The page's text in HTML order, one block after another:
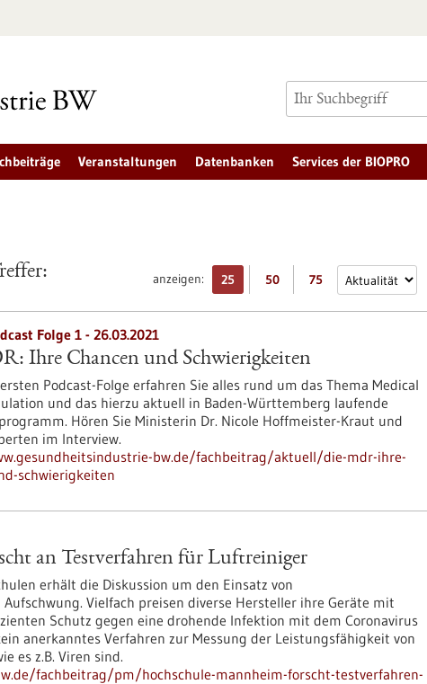
Veranstaltungen Datenbanken Services der BIOPRO
anzeigen: 25 50 75
Folge 1 - 26.03.2021
Ihre Chancen und Schwierigkeiten
Podcast-Folge erfahren Sie alles rund um das Thema Medical
und das hierzu aktuell in Baden-Württemberg laufende
Hören Sie Ministerin Dr. Nicole Hoffmeister-Kraut und
im Interview.
bw.de/fachbeitrag/aktuell/die-mdr-ihre-
schwierigkeiten
an Testverfahren für Luftreiniger
erhält die Diskussion um den Einsatz von
Vielfach preisen diverse Hersteller ihre Geräte mit
Schutz gegen eine drohende Infektion mit dem Coronavirus
anerkanntes Verfahren zur Messung der Leistungsfähigkeit von
es z.B. Viren sind.
fachbeitrag/pm/hochschule-mannheim-forscht-testverfahren-